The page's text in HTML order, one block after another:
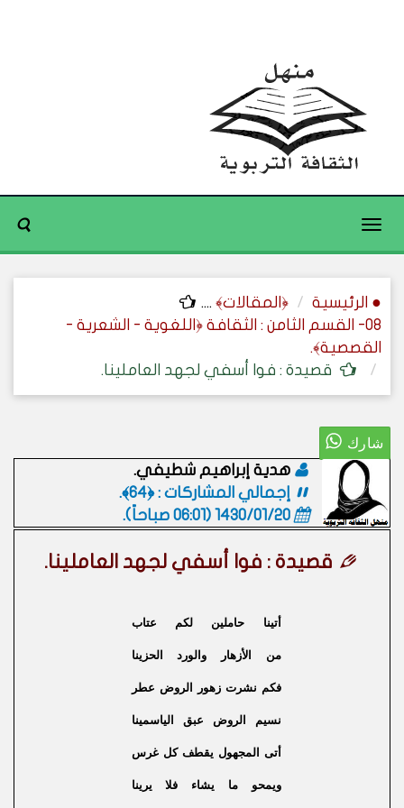
Toggle
● الرئيسية ﴿المقالات﴾ ....
08- القسم الثامن : الثقافة ﴿اللغوية - الشعرية -
القصصية﴾.
قصيدة : فوا أسفي لجهد العاملينا.
هدية إبراهيم شطيفي.
إجمالي المشاركات : ﴿64﴾.
1430/01/20 (06:01 صباحاً)
.
قصيدة : فوا أسفي لجهد العاملينا.
أتينا حاملين لكم عتاب
من الأزهار والورد الحزينا
فكم نشرت زهور الروض عطر
نسيم الروض عبق الياسمينا
أتى المجهول يقطف كل غرس
ويمحو ما يشاء فلا يرينا